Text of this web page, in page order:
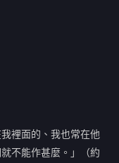
裡面的、我也常在他
不能作甚麼。」（約